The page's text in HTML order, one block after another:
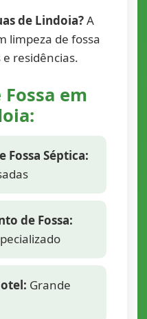
de Lindoia?A
limpeza de fossa
residências.
Fossa em
Fossa Séptica:
de Fossa:
Grande